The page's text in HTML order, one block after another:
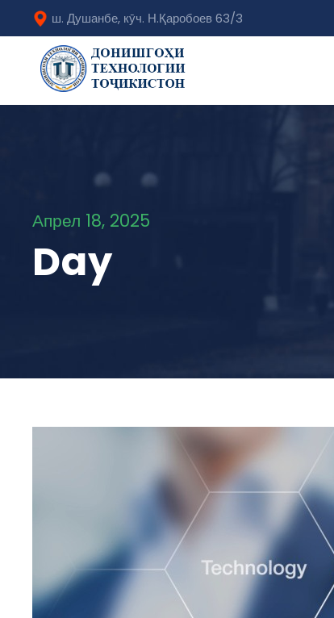
ш. Душанбе, кӯч. Н.Қаробоев 63/3
Апрел 18, 2025
Day